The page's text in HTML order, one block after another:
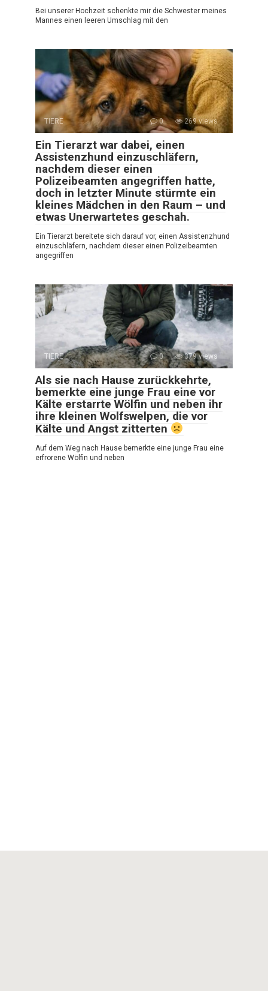
Bei unserer Hochzeit schenkte mir die Schwester meines
Mannes einen leeren Umschlag mit den
TIERE 0 269 views
Ein Tierarzt war dabei, einen
Assistenzhund einzuschläfern,
nachdem dieser einen
Polizeibeamten angegriffen hatte,
doch in letzter Minute stürmte ein
kleines Mädchen in den Raum – und
etwas Unerwartetes geschah.
Ein Tierarzt bereitete sich darauf vor, einen Assistenzhund
einzuschläfern, nachdem dieser einen Polizeibeamten
angegriffen
TIERE 0 379 views
Als sie nach Hause zurückkehrte,
bemerkte eine junge Frau eine vor
Kälte erstarrte Wölfin und neben ihr
ihre kleinen Wolfswelpen, die vor
Kälte und Angst zitterten
Auf dem Weg nach Hause bemerkte eine junge Frau eine
erfrorene Wölfin und neben